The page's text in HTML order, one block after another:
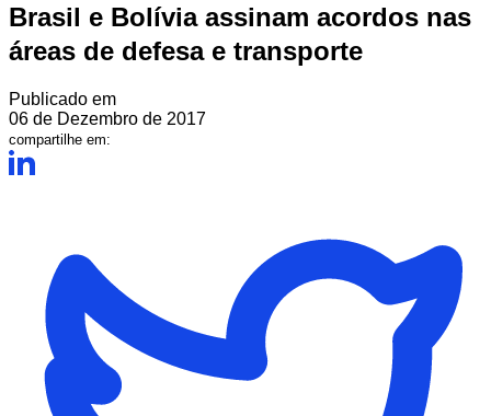
Brasil e Bolívia assinam acordos nas
áreas de defesa e transporte
Publicado em
06 de Dezembro de 2017
compartilhe em: